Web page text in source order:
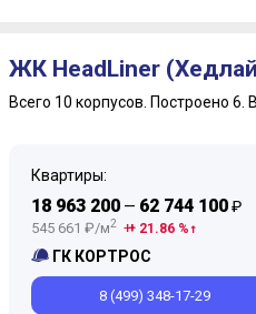
Июнь Март
Декабрь Ноябрь Июль
Ноябрь Октябрь Сентябрь
Ноябрь Сентябрь Июль
ЖК HeadLiner
Всего 10 корпусов. Построено 6.
Квартиры:
18 963 200— 62 744 100₽
545 661 ₽/м2 + 21.86 %
ГК КОРТРОС
8 (499) 348-17-29